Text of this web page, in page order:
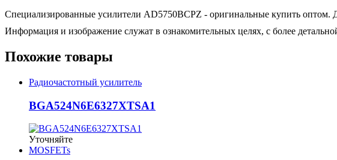
Специализированные усилители AD5750BCPZ - оригинальные купить оптом.
Информация и изображение служат в ознакомительных целях, с более
Похожие товары
Радиочастотный усилитель
BGA524N6E6327XTSA1
Уточняйте
MOSFETs